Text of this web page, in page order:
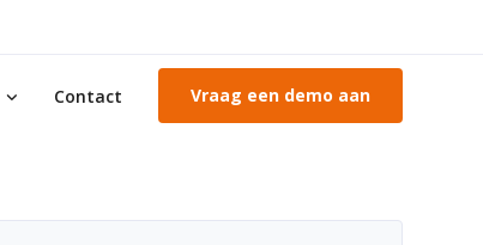
Contact Vraag een demo aan